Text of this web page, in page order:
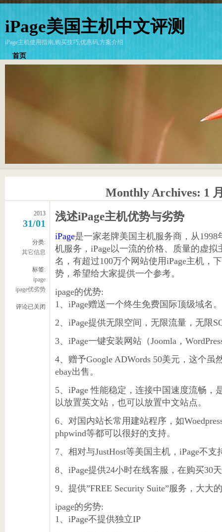
iPage美国主机中文评测
iPage主机使用指南,购买技巧,优惠码,方案介绍
首页
Monthly Archives: 1
2013
31/01
分类:
其它信息
标签:
ipage
ipage优劣势
评论已关闭
浅述iPage主机优势与劣势
iPage是一家老牌美国主机服务商，从
机服务，iPage以一流的价格、质量的虚
名，有超过100万个网站使用iPage主机，
势，希望给大家提供一个参考。
ipage的优势:
1、iPage赠送一个终生免费国际顶级域名。
2、iPage提供无限空间，无限流量，无限
3、iPage一键安装网站（Joomla，
4、赠予Google ADWords 50美元，这个
ebay出售。
5、iPage 性能稳定，连接中国速度流畅，
以放置英文站，也可以放置中文站点。
6、对国内站长常用建站程序，如
phpwind等都可以很好的支持。
7、相对与JustHost等美国主机，iPage不
8、iPage提供24小时在线客服，在购买30
9、提供”FREE Security Suite”服务，大大
ipage的劣势:
1、iPage不提供独立IP